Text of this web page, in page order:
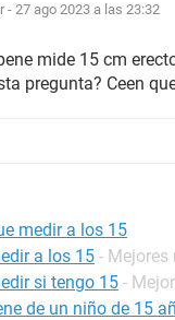
-27 ago 2023 a las 23:32
mide 15 cm
pregunta? Ceen
medir a los 15
a los 15 - Mejores
si tengo 15 -
de un niño de 15